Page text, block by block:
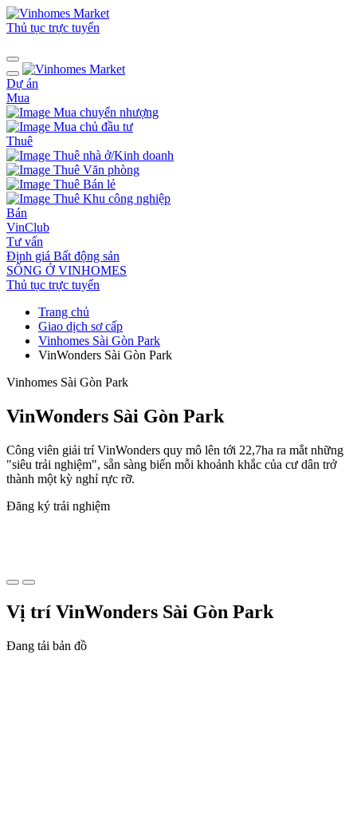
Thủ tục trực tuyến
Dự án
Mua
Mua chuyển nhượng
Mua chủ đầu tư
Thuê
Thuê nhà ở/Kinh doanh
Thuê Văn phòng
Thuê Bán lẻ
Thuê Khu công nghiệp
Bán
VinClub
Tư vấn
Định giá Bất động sản
SỐNG Ở VINHOMES
Thủ tục trực tuyến
Trang chủ
Giao dịch sơ cấp
Vinhomes Sài Gòn Park
VinWonders Sài Gòn Park
Vinhomes Sài Gòn Park
VinWonders Sài Gòn Park
Công viên giải trí VinWonders quy mô lên tới 22,7ha ra mắt những
"siêu trải nghiệm", sẵn sàng biến mỗi khoảnh khắc của cư dân trở
thành một kỳ nghỉ rực rỡ.
Đăng ký trải nghiệm
Vị trí VinWonders Sài Gòn Park
Đang tải bản đồ